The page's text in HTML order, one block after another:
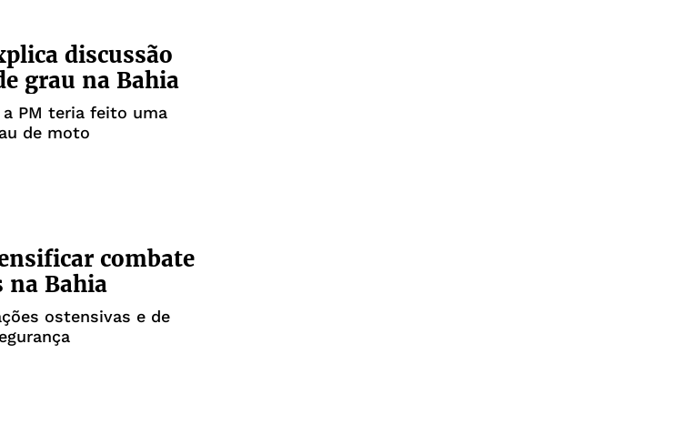
discussão
grau na Bahia
PM teria feito uma
de moto
combate
na Bahia
ostensivas e de